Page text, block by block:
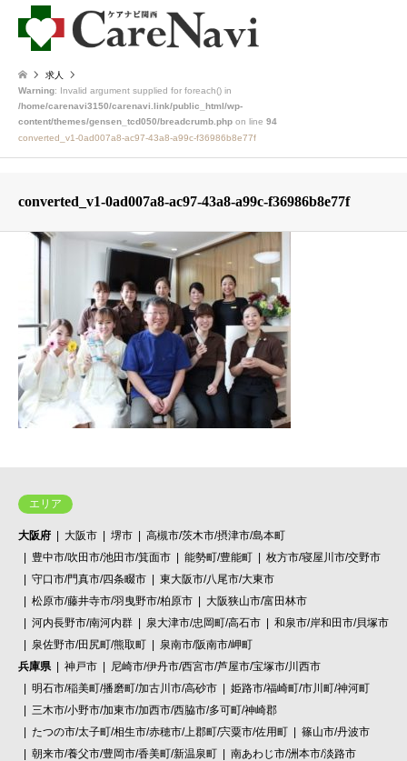
求人
Warning: Invalid argument supplied for foreach() in
/home/carenavi3150/carenavi.link/public_html/wp-
content/themes/gensen_tcd050/breadcrumb.php on line 94
converted_v1-0ad007a8-ac97-43a8-a99c-f36986b8e77f
converted_v1-0ad007a8-ac97-43a8-a99c-f36986b8e77f
エリア
大阪府 大阪市 堺市
高槻市/茨木市/摂津市/島本町
豊中市/吹田市/池田市/箕面市
能勢町/豊能町
枚方市/寝屋川市/交野市
守口市/門真市/四条畷市
東大阪市/八尾市/大東市
松原市/藤井寺市/羽曳野市/柏原市
大阪狭山市/富田林市
河内長野市/南河内群
泉大津市/忠岡町/高石市
和泉市/岸和田市/貝塚市
泉佐野市/田尻町/熊取町
泉南市/阪南市/岬町
兵庫県
神戸市
尼崎市/伊丹市/西宮市/芦屋市/宝塚市/川西市
明石市/稲美町/播磨町/加古川市/高砂市
姫路市/福崎町/市川町/神河町
三木市/小野市/加東市/加西市/西脇市/多可町/神崎郡
たつの市/太子町/相生市/赤穂市/上郡町/宍粟市/佐用町
篠山市/丹波市
朝来市/養父市/豊岡市/香美町/新温泉町
南あわじ市/洲本市/淡路市